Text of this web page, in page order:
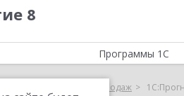
8
Программы 1С
1С:Прогнозирование продаж